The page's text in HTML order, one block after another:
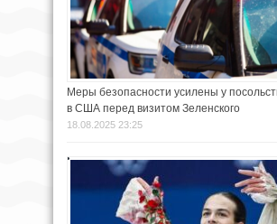
Меры безопасности усилены у
в США перед визитом Зеленского
18.08.2025 23:25